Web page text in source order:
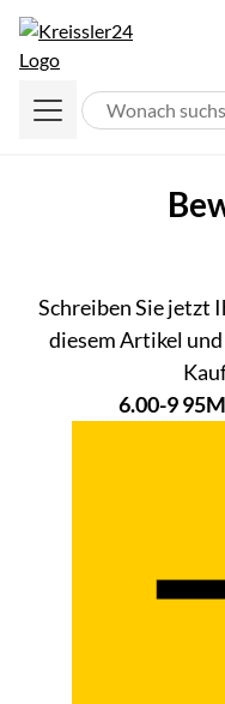
Schreiben Sie jetzt
diesem Artikel
6.00-9